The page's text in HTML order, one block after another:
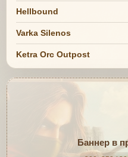
Hellbound
Varka Silenos
Ketra Orc Outpost
Баннер в